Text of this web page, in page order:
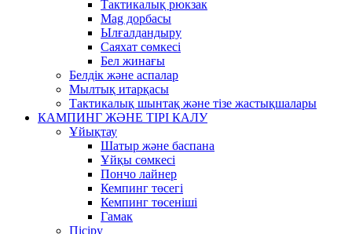
Тактикалық рюкзак
Mag дорбасы
Ылғалдандыру
Саяхат сөмкесі
Бел жинағы
Белдік және аспалар
Мылтық итарқасы
Тактикалық шынтақ және тізе жастықшалары
КАМПИНГ ЖӘНЕ ТІРІ КАЛУ
Ұйықтау
Шатыр және баспана
Ұйқы сөмкесі
Пончо лайнер
Кемпинг төсегі
Кемпинг төсеніші
Гамак
Пісіру